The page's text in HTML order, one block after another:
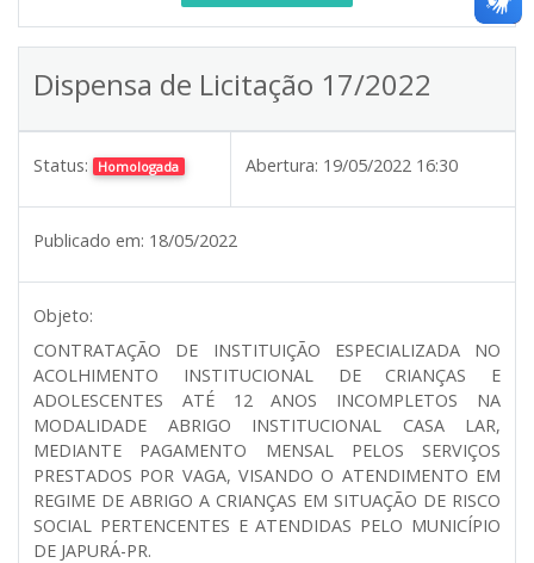
Dispensa de Licitação 17/2022
Status: Homologada Abertura: 19/05/2022 16:30
Publicado em: 18/05/2022
Objeto:
CONTRATAÇÃO DE INSTITUIÇÃO ESPECIALIZADA NO
ACOLHIMENTO INSTITUCIONAL DE CRIANÇAS E
ADOLESCENTES ATÉ 12 ANOS INCOMPLETOS NA
MODALIDADE ABRIGO INSTITUCIONAL CASA LAR,
MEDIANTE PAGAMENTO MENSAL PELOS SERVIÇOS
PRESTADOS POR VAGA, VISANDO O ATENDIMENTO EM
REGIME DE ABRIGO A CRIANÇAS EM SITUAÇÃO DE RISCO
SOCIAL PERTENCENTES E ATENDIDAS PELO MUNICÍPIO
DE JAPURÁ-PR.